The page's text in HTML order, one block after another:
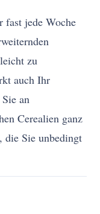
fast jede Woche
zu
auch Ihr
an
Cerealien ganz
die Sie unbedingt